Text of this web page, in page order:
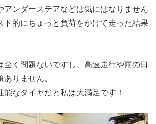
アンダーステアなどは気にはなりません
ト的にちょっと負荷をかけて走った結果
全く問題ないですし、高速走行や雨の日
りません。
能なタイヤだと私は大満足です！